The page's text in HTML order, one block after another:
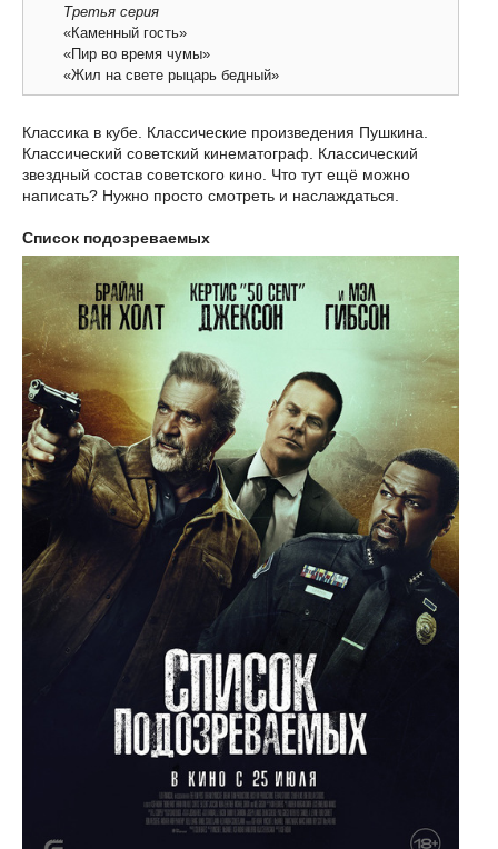
Третья серия
«Каменный гость»
«Пир во время чумы»
«Жил на свете рыцарь бедный»
Классика в кубе. Классические произведения Пушкина.
Классический советский кинематограф. Классический
звездный состав советского кино. Что тут ещё можно
написать? Нужно просто смотреть и наслаждаться.
Список подозреваемых